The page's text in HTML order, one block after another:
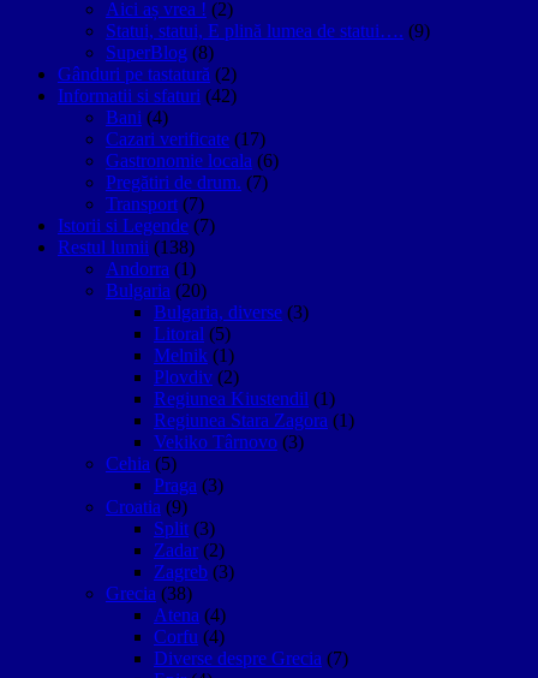
Aici aș vrea ! (2)
Statui, statui, E plină lumea de statui…. (9)
SuperBlog (8)
Gânduri pe tastatură (2)
Informatii si sfaturi (42)
Bani (4)
Cazari verificate (17)
Gastronomie locala (6)
Pregătiri de drum. (7)
Transport (7)
Istorii si Legende (7)
Restul lumii (138)
Andorra (1)
Bulgaria (20)
Bulgaria, diverse (3)
Litoral (5)
Melnik (1)
Plovdiv (2)
Regiunea Kiustendil (1)
Regiunea Stara Zagora (1)
Vekiko Târnovo (3)
Cehia (5)
Praga (3)
Croatia (9)
Split (3)
Zadar (2)
Zagreb (3)
Grecia (38)
Atena (4)
Corfu (4)
Diverse despre Grecia (7)